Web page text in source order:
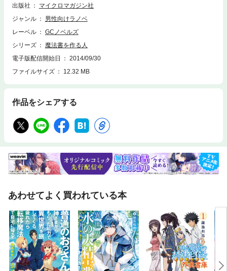
幅改稿！WEB連載ではなかった追加エピソード満載の第２弾。※本作品は
電子書籍配信用に再編集しております。
出版社
マイクロマガジン社
ジャンル
男性向けラノベ
レーベル
GCノベルズ
シリーズ
魔法書を作る人
電子版配信開始日
2014/09/30
ファイルサイズ
12.32 MB
作品をシェアする
あわせてよく買われている本